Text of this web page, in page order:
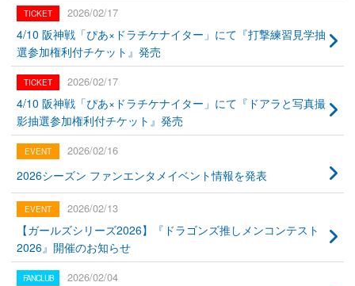
2026/02/17
4/10 阪神戦「ぴあ×ドラチケナイター」にて『打撃練習見学抽
選参加権利付チケット』発売
2026/02/17
4/10 阪神戦「ぴあ×ドラチケナイター」にて『ドアラと写真撮
影抽選参加権利付チケット』発売
2026/02/16
2026シーズン ファンエンタメイベント情報を発表
2026/02/13
【ガールズシリーズ2026】『ドラゴンズ推しメンコンテスト
2026』開催のお知らせ
2026/02/04